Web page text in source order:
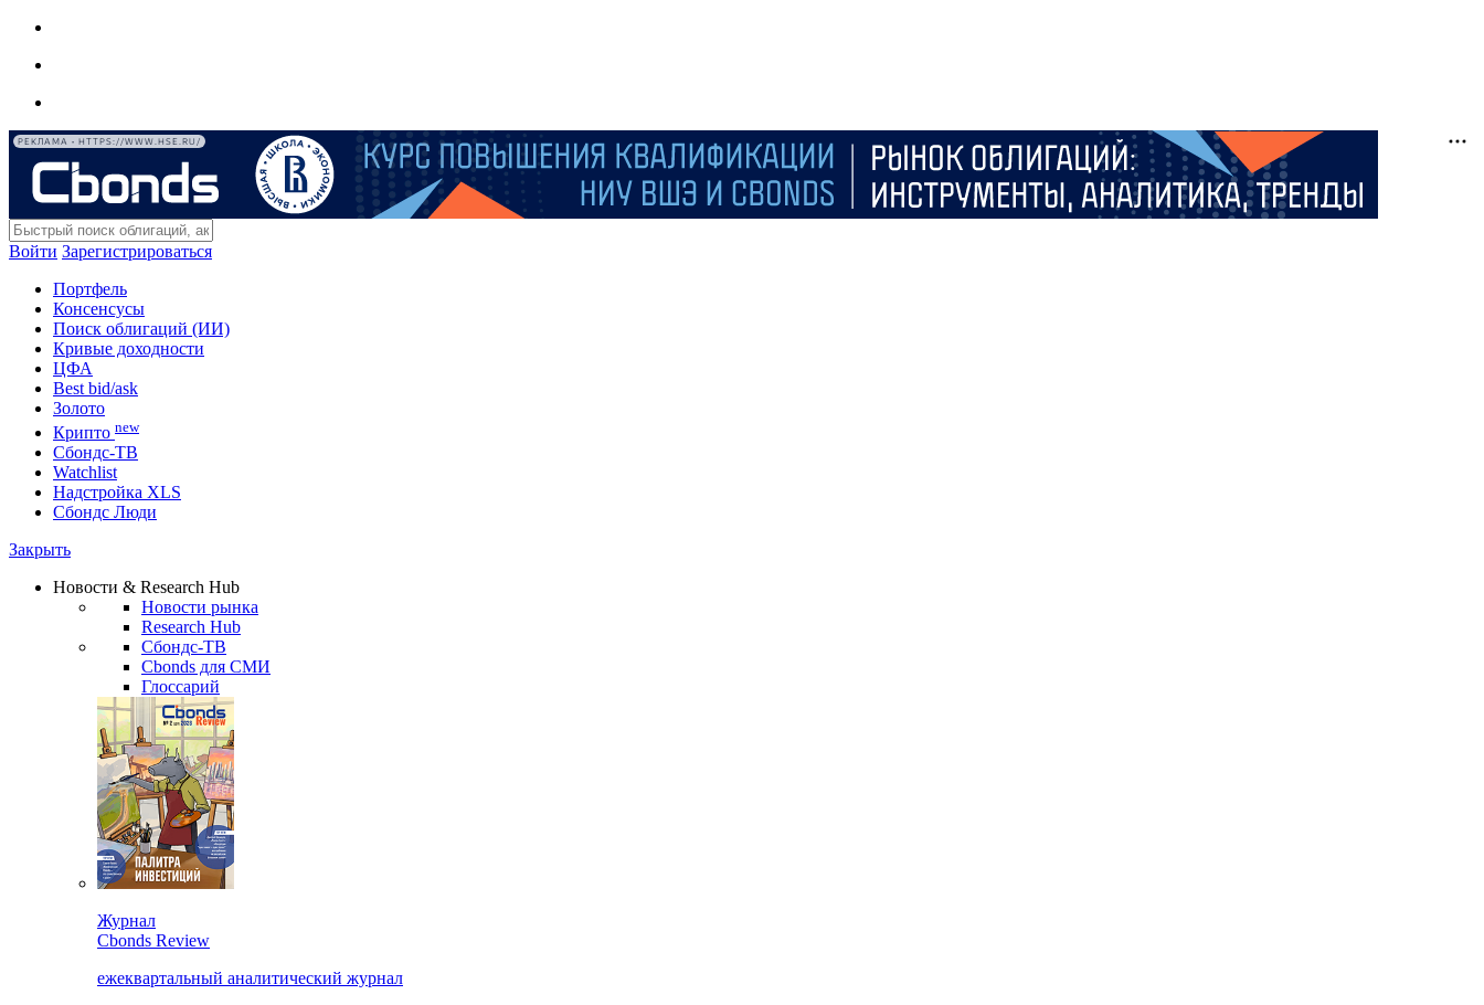
РЕКЛАМА • HTTPS://WWW.HSE.RU/
Войти Зарегистрироваться
Портфель
Консенсусы
Поиск облигаций (ИИ)
Кривые доходности
ЦФА
Best bid/ask
Золото
Крипто new
Сбондс-ТВ
Watchlist
Надстройка XLS
Сбондс Люди
Закрыть
Новости & Research Hub
Новости рынка
Research Hub
Сбондс-ТВ
Cbonds для СМИ
Глоссарий
Журнал
Cbonds Review
ежеквартальный аналитический журнал